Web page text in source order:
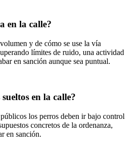
en la calle?
y de cómo se use la vía
límites de ruido, una actividad
en sanción aunque sea puntual.
en la calle?
los perros deben ir bajo control
concretos de la ordenanza,
en sanción.